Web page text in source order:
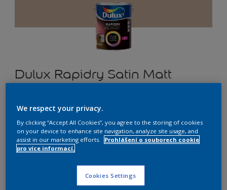
Dulux Rapidry Satin Matt
E0.11.67
Změnit odstín
2,5 L
We respect your privacy.
By clicking “Accept All Cookies”, you agree to the storing of cookies
on your device to enhance site navigation, analyze site usage, and
assist in our marketing efforts.
Prohlášení o souborech cookie
pro více informací.
Cookies Settings